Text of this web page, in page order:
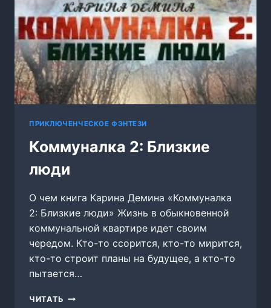
ПРИКЛЮЧЕНЧЕСКОЕ ФЭНТЕЗИ
Коммуналка 2: Близкие
люди
О чем книга Карина Демина «Коммуналка
2: Близкие люди» Жизнь в обыкновенной
коммунальной квартире идет своим
чередом. Кто-то ссорится, кто-то мирится,
кто-то строит планы на будущее, а кто-то
пытается…
ЧИТАТЬ КОММУНАЛКА